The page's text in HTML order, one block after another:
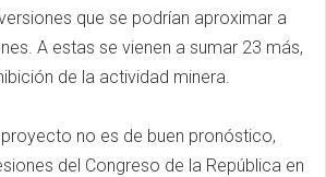
que se podrían aproximar a
A estas se vienen a sumar 23 más,
de la actividad minera.
no es de buen pronóstico,
del Congreso de la República en